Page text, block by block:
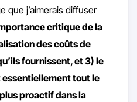
que j’aimerais diffuser
critique de la
des coûts de
fournissent, et 3) le
essentiellement tout le
proactif dans la